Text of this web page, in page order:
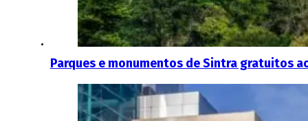
Parques e monumentos de Sintra gratuitos